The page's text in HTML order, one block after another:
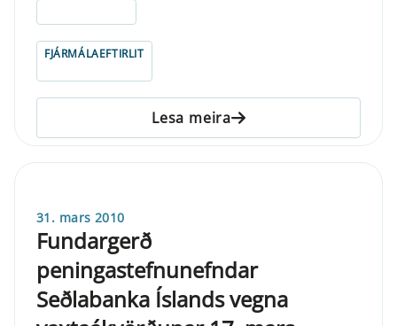
FJÁRMÁLAEFTIRLIT
Lesa meira
31. mars 2010
Fundargerð
peningastefnunefndar
Seðlabanka Íslands vegna